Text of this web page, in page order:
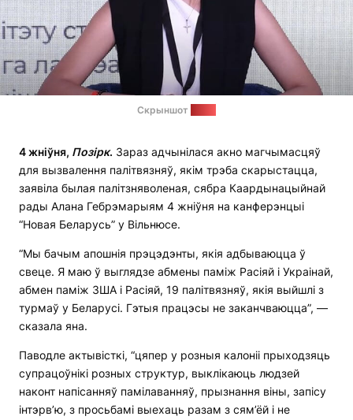
Скрыншот
4 жніўня, Позірк. Зараз адчынілася акно магчымасцяў
для вызвалення палітвязняў, якім трэба скарыстацца,
заявіла былая палітзняволеная, сябра Каардынацыйнай
рады Алана Гебрэмарыям 4 жніўня на канферэнцыі
“Новая Беларусь” у Вільнюсе.
“Мы бачым апошнія прэцэдэнты, якія адбываюцца ў
свеце. Я маю ў выглядзе абмены паміж Расіяй і Украінай,
абмен паміж ЗША і Расіяй, 19 палітвязняў, якія выйшлі з
турмаў у Беларусі. Гэтыя працэсы не заканчваюцца”, —
сказала яна.
Паводле актывісткі, “цяпер у розныя калоніі прыходзяць
супрацоўнікі розных структур, выклікаюць людзей
наконт напісанняў памілаванняў, прызнання віны, запісу
інтэрв’ю, з просьбамі выехаць разам з сям’ёй і не